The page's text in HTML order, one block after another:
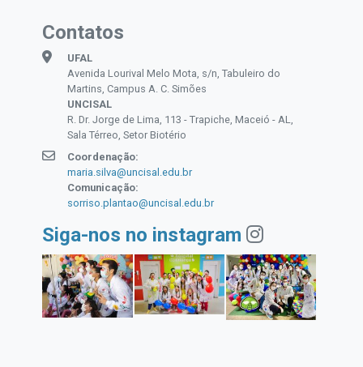
Contatos
UFAL
Avenida Lourival Melo Mota, s/n, Tabuleiro do
Martins, Campus A. C. Simões
UNCISAL
R. Dr. Jorge de Lima, 113 - Trapiche, Maceió - AL,
Sala Térreo, Setor Biotério
Coordenação:
maria.silva@uncisal.edu.br
Comunicação:
sorriso.plantao@uncisal.edu.br
Siga-nos no instagram